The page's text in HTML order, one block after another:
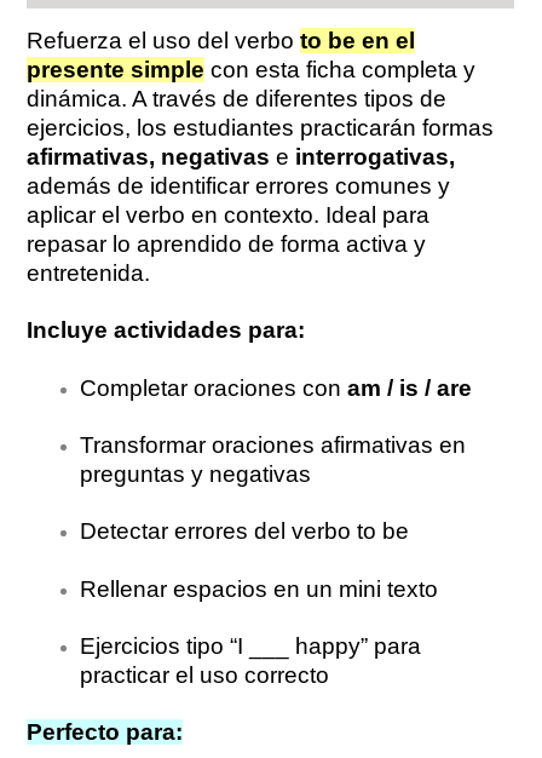
Refuerza el uso del verboto be en el
presente simple con esta ficha completa y
dinámica. A través de diferentes tipos de
ejercicios, los estudiantes practicarán formas
afirmativas, negativas e interrogativas,
además de identificar errores comunes y
aplicar el verbo en contexto. Ideal para
repasar lo aprendido de forma activa y
entretenida.
Incluye actividades para:
Completar oraciones conam / is / are
Transformar oraciones afirmativas en
preguntas y negativas
Detectar errores del verbo to be
Rellenar espacios en un mini texto
Ejercicios tipo “I ___ happy” para
practicar el uso correcto
Perfecto para: